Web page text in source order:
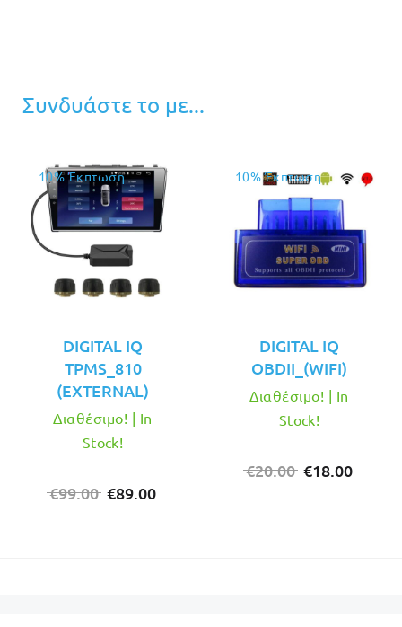
Συνδυάστε το με...
10% Έκπτωση
DIGITAL IQ
TPMS_810
(EXTERNAL)
€99.00 Original
€89.00
Διαθέσιμο! | In
Stock!
10% Έκπτωση
DIGITAL IQ
OBDII_(WIFI)
€20.00 Original
€18.00
Διαθέσιμο! | In
Stock!